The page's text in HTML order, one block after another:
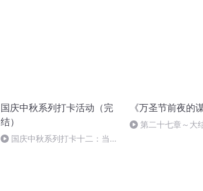
国庆中秋系列打卡活动（完
结）
国庆中秋系列打卡十二：当阳
《万圣节前夜的
第二十七章～大